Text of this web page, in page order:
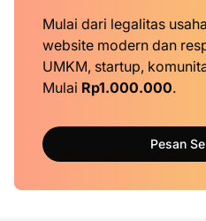
Mulai dari legalitas
website modern dan
UMKM, startup,
Mulai Rp1.000.000.
Pesan